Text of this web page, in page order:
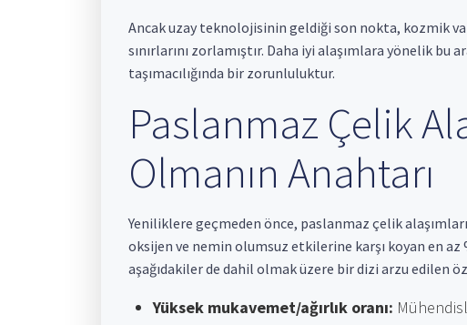
Ancak uzay teknolojisinin geldiği son nokta, kozmik
sınırlarını zorlamıştır. Daha iyi alaşımlara yönelik
taşımacılığında bir zorunluluktur.
Paslanmaz Çelik
Olmanın Anahtarı
Yeniliklere geçmeden önce, paslanmaz çelik
oksijen ve nemin olumsuz etkilerine karşı koyan en
aşağıdakiler de dahil olmak üzere bir dizi arzu edilen
Yüksek mukavemet/ağırlık oranı: